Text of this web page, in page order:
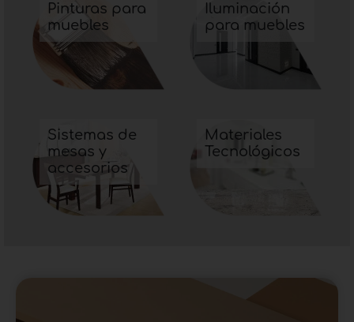
Pinturas para
muebles
Iluminación
para muebles
Sistemas de
mesas y
accesorios
Materiales
Tecnológicos